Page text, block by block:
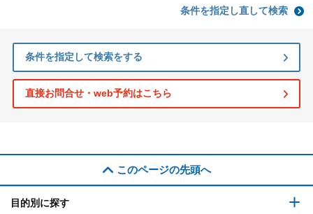
条件を指定し直して検索
条件を指定して検索をする
直接お問合せ・web予約はこちら
このページの先頭へ
目的別に探す